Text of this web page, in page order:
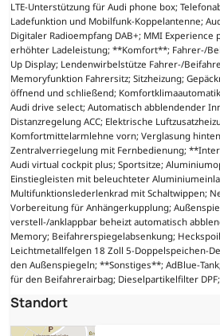
LTE-Unterstützung für Audi phone box;
Ladefunktion und Mobilfunk-Koppelantenne;
Digitaler Radioempfang DAB+; MMI Experience
erhöhter Ladeleistung; **Komfort**; Fahrer-/
Up Display; Lendenwirbelstütze Fahrer-/
Memoryfunktion Fahrersitz; Sitzheizung;
öffnend und schließend;
Audi drive select; Automatisch abblendender
Distanzregelung ACC; Elektrische
Komfortmittelarmlehne vorn; Verglasung
Zentralverriegelung mit Fernbedienung;
Audi virtual cockpit plus; Sportsitze;
Einstiegleisten mit beleuchteter
Multifunktionslederlenkrad mit Schaltwippen;
Vorbereitung für Anhängerkupplung;
verstell-/anklappbar beheizt automatisch
Memory; Beifahrerspiegelabsenkung;
Leichtmetallfelgen 18 Zoll 5-Doppelspeichen-
den Außenspiegeln; **Sonstiges**; AdBlue-
für den Beifahrerairbag; Dieselpartikelfilter
Standort